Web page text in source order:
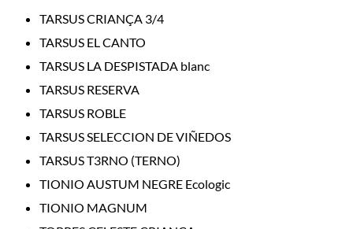
TARSUS CRIANÇA 3/4
TARSUS EL CANTO
TARSUS LA DESPISTADA blanc
TARSUS RESERVA
TARSUS ROBLE
TARSUS SELECCION DE VIÑEDOS
TARSUS T3RNO (TERNO)
TIONIO AUSTUM NEGRE Ecologic
TIONIO MAGNUM